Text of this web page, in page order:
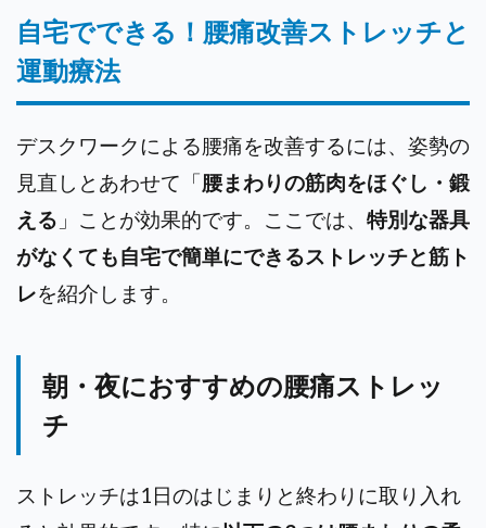
自宅でできる！腰痛改善ストレッチと
運動療法
デスクワークによる腰痛を改善するには、姿勢の
見直しとあわせて「腰まわりの筋肉をほぐし・鍛
える 」ことが効果的です。ここでは、 特別な器具
がなくても自宅で簡単にできるストレッチと筋ト
レを紹介します。
朝・夜におすすめの腰痛ストレッ
チ
ストレッチは1日のはじまりと終わりに取り入れ